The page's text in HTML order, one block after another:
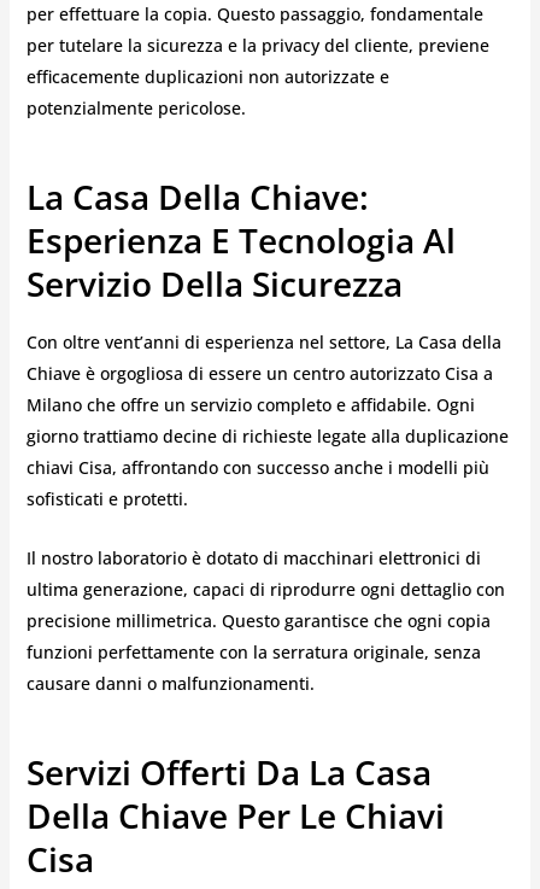
per effettuare la copia. Questo passaggio, fondamentale
per tutelare la sicurezza e la privacy del cliente, previene
efficacemente duplicazioni non autorizzate e
potenzialmente pericolose.
La Casa Della Chiave:
Esperienza E Tecnologia Al
Servizio Della Sicurezza
Con oltre vent’anni di esperienza nel settore, La Casa della
Chiave è orgogliosa di essere un centro autorizzato Cisa a
Milano che offre un servizio completo e affidabile. Ogni
giorno trattiamo decine di richieste legate alla duplicazione
chiavi Cisa, affrontando con successo anche i modelli più
sofisticati e protetti.
Il nostro laboratorio è dotato di macchinari elettronici di
ultima generazione, capaci di riprodurre ogni dettaglio con
precisione millimetrica. Questo garantisce che ogni copia
funzioni perfettamente con la serratura originale, senza
causare danni o malfunzionamenti.
Servizi Offerti Da La Casa
Della Chiave Per Le Chiavi
Cisa